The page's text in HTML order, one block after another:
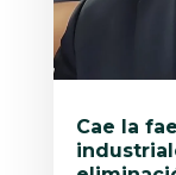
Cae la